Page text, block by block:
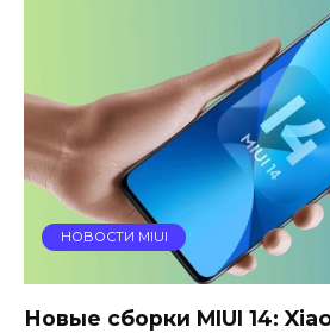
НОВОСТИ MIUI
Новые сборки MIUI 14: